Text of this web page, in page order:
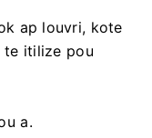
ap louvri, kote
te itilize pou
a.